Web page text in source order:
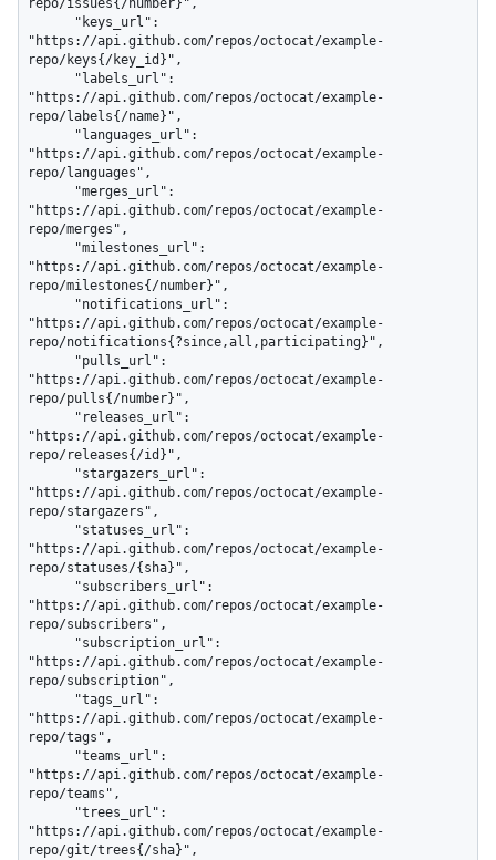
repo/issues{/number}",
"https://api.github.com/repos/octocat/example-
repo/keys{/key_id}",
"https://api.github.com/repos/octocat/example-
repo/labels{/name}",
"https://api.github.com/repos/octocat/example-
repo/languages",
"https://api.github.com/repos/octocat/example-
repo/merges",
"https://api.github.com/repos/octocat/example-
repo/milestones{/number}",
"https://api.github.com/repos/octocat/example-
repo/notifications{?since,all,participating}",
"https://api.github.com/repos/octocat/example-
repo/pulls{/number}",
"https://api.github.com/repos/octocat/example-
repo/releases{/id}",
"https://api.github.com/repos/octocat/example-
repo/stargazers",
"https://api.github.com/repos/octocat/example-
repo/statuses/{sha}",
"https://api.github.com/repos/octocat/example-
repo/subscribers",
"https://api.github.com/repos/octocat/example-
repo/subscription",
"https://api.github.com/repos/octocat/example-
repo/tags",
"https://api.github.com/repos/octocat/example-
repo/teams",
"https://api.github.com/repos/octocat/example-
repo/git/trees{/sha}",